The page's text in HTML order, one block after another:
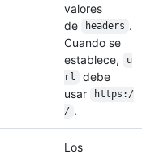
valores
de
headers .
Cuando se
establece,
u
rl
debe
usar
https:/
/ .
Los